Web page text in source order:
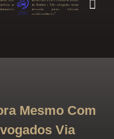
Mesmo Com
Via